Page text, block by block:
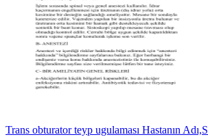
Trans obturator teyp ugulaması Hastanın